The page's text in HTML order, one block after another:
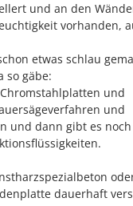
und an den
vorhanden,
etwas schlau
so gäbe:
und
und
und dann gibt es
dauerhaft